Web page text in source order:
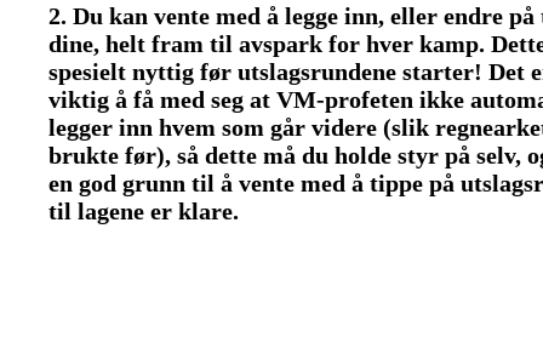
2. Du kan vente med å legge inn, eller endre på
dine, helt fram til avspark for hver kamp.
spesielt nyttig før utslagsrundene starter! Det
viktig å få med seg at VM-profeten ikke
legger inn hvem som går videre (slik
brukte før), så dette må du holde styr på selv,
en god grunn til å vente med å tippe på
til lagene er klare.